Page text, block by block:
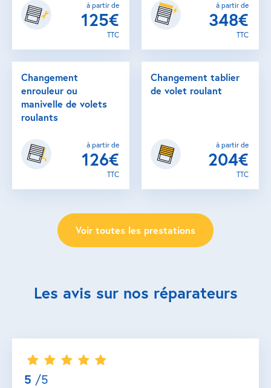
à partir de
125€
TTC
à partir de
348€
TTC
Changement
enrouleur ou
manivelle de volets
roulants
à partir de
126€
TTC
Changement tablier
de volet roulant
à partir de
204€
TTC
Voir toutes les prestations
Les avis sur nos réparateurs
5 /5